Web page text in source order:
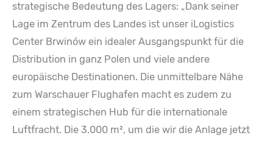
strategische Bedeutung des Lagers: „Dank seiner
Lage im Zentrum des Landes ist unser iLogistics
Center Brwinów ein idealer Ausgangspunkt für die
Distribution in ganz Polen und viele andere
europäische Destinationen. Die unmittelbare Nähe
zum Warschauer Flughafen macht es zudem zu
einem strategischen Hub für die internationale
Luftfracht. Die 3.000 m², um die wir die Anlage jetzt